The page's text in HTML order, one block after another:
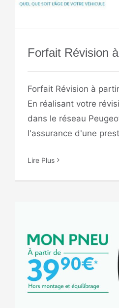
Forfait Révision
Forfait Révision à
En réalisant votre
dans le réseau
l'assurance d'une
Lire Plus